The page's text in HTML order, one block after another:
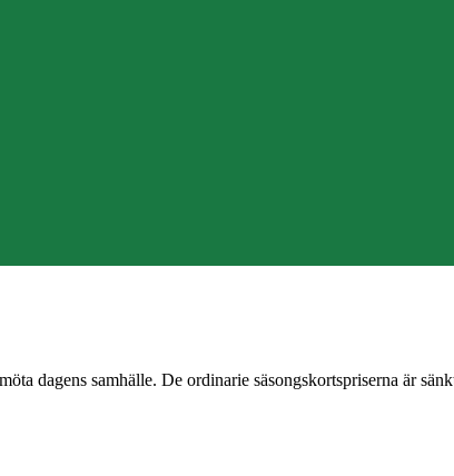
dagens samhälle. De ordinarie säsongskortspriserna är